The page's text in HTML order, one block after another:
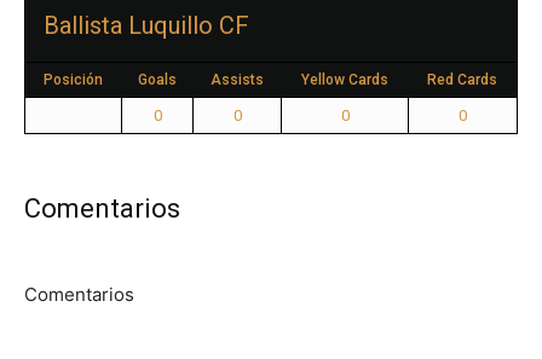
Ballista Luquillo CF
Posición Goals Assists Yellow Cards Red Cards
0 0 0 0
Comentarios
Comentarios